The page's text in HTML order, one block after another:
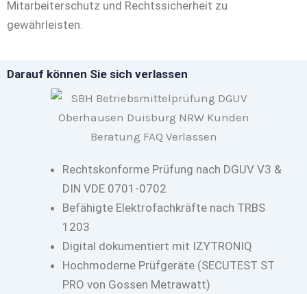
Mitarbeiterschutz und Rechtssicherheit zu
gewährleisten.
Darauf können Sie sich verlassen
Rechtskonforme Prüfung nach DGUV V3 &
DIN VDE 0701-0702
Befähigte Elektrofachkräfte nach TRBS
1203
Digital dokumentiert mit IZYTRONIQ
Hochmoderne Prüfgeräte (SECUTEST ST
PRO von Gossen Metrawatt)